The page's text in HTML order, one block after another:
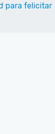
para felicitar